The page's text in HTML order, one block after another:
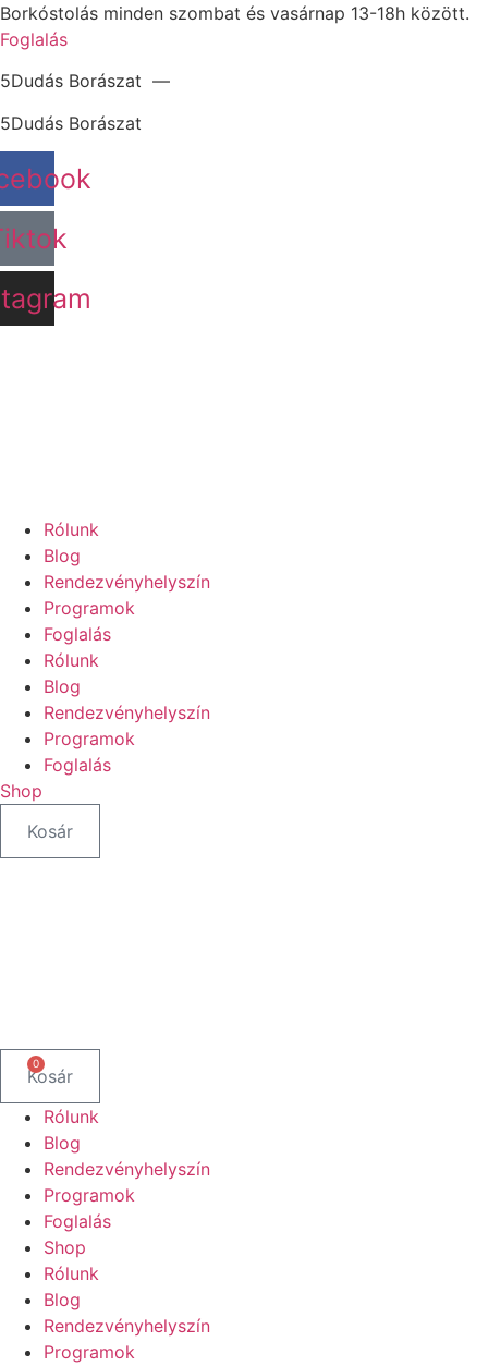
Ugrás
a
Borkóstolás minden szombat és vasárnap 13-18h között.
Foglalás
5Dudás Borászat —
5Dudás Borászat
Rólunk
Blog
Rendezvényhelyszín
Programok
Foglalás
Rólunk
Blog
Rendezvényhelyszín
Programok
Foglalás
Shop
Kosár
0
Kosár
Rólunk
Blog
Rendezvényhelyszín
Programok
Foglalás
Shop
Rólunk
Blog
Rendezvényhelyszín
Programok